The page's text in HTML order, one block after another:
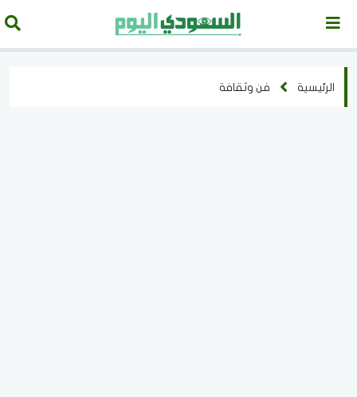
الرئيسية فن وثقافة